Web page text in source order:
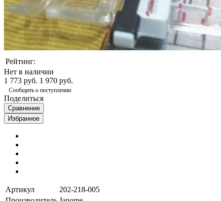
Рейтинг:
Нет в наличии
1 773 руб. 1 970 руб.
Сообщить о поступлении
Поделиться
Сравнение
Избранное
Артикул
202-218-005